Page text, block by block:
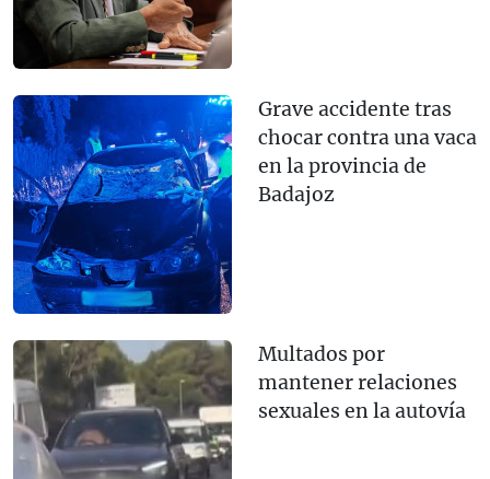
Grave accidente tras
chocar contra una vaca
en la provincia de
Badajoz
Multados por
mantener relaciones
sexuales en la autovía